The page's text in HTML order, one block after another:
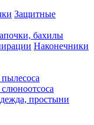
Защитные
бахилы
Наконечники
простыни